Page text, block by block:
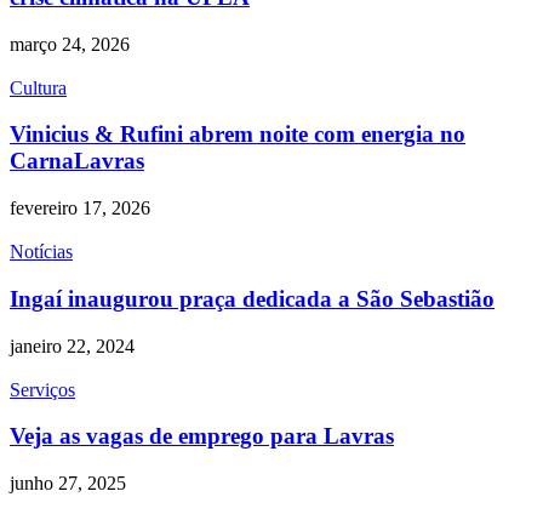
março 24, 2026
Cultura
Vinicius & Rufini abrem noite com energia no
CarnaLavras
fevereiro 17, 2026
Notícias
Ingaí inaugurou praça dedicada a São Sebastião
janeiro 22, 2024
Serviços
Veja as vagas de emprego para Lavras
junho 27, 2025